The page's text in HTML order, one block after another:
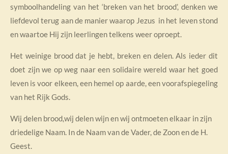
symboolhandeling van het ‘breken van het brood’, denken we
liefdevol terug aan de manier waarop Jezus in het leven stond
en waartoe Hij zijn leerlingen telkens weer oproept.
Het weinige brood dat je hebt, breken en delen. Als ieder dit
doet zijn we op weg naar een solidaire wereld waar het goed
leven is voor elkeen, een hemel op aarde, een voorafspiegeling
van het Rijk Gods.
Wij delen brood,wij delen wijn en wij ontmoeten elkaar in zijn
driedelige Naam. In de Naam van de Vader, de Zoon en de H.
Geest.